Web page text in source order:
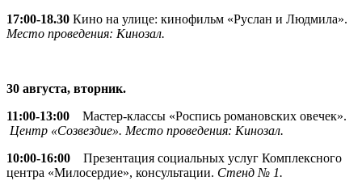
17:00-18.30 Кино на улице: кинофильм «Руслан и Людмила».
Место проведения: Кинозал.
30 августа, вторник.
11:00-13:00 Мастер-классы «Роспись романовских овечек».
Центр «Созвездие». Место проведения: Кинозал.
10:00-16:00 Презентация социальных услуг Комплексного
центра «Милосердие», консультации. Стенд № 1.